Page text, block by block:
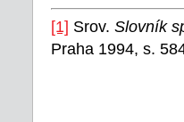
[1] Srov. Slovník
Praha 1994, s.